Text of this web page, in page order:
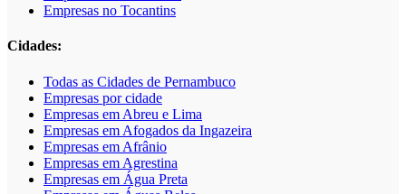
Empresas no Tocantins
Cidades:
Todas as Cidades de Pernambuco
Empresas por cidade
Empresas em Abreu e Lima
Empresas em Afogados da Ingazeira
Empresas em Afrânio
Empresas em Agrestina
Empresas em Água Preta